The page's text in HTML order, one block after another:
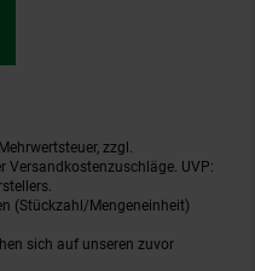
zzgl.
Versandkostenzuschläge. UVP:
(Stückzahl/Mengeneinheit)
sich auf unseren zuvor